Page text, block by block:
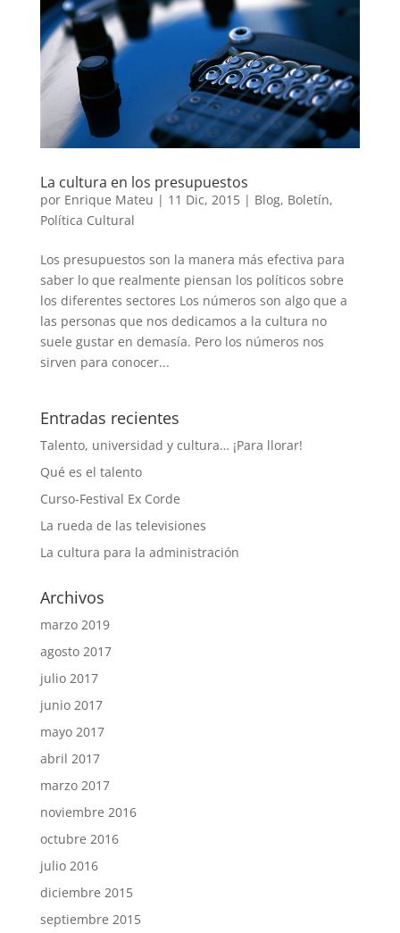
La cultura en los presupuestos
por Enrique Mateu | 11 Dic, 2015| Blog, Boletín,
Política Cultural
Los presupuestos son la manera más efectiva para
saber lo que realmente piensan los políticos sobre
los diferentes sectores Los números son algo que a
las personas que nos dedicamos a la cultura no
suele gustar en demasía. Pero los números nos
sirven para conocer...
Entradas recientes
Talento, universidad y cultura… ¡Para llorar!
Qué es el talento
Curso-Festival Ex Corde
La rueda de las televisiones
La cultura para la administración
Archivos
marzo 2019
agosto 2017
julio 2017
junio 2017
mayo 2017
abril 2017
marzo 2017
noviembre 2016
octubre 2016
julio 2016
diciembre 2015
septiembre 2015